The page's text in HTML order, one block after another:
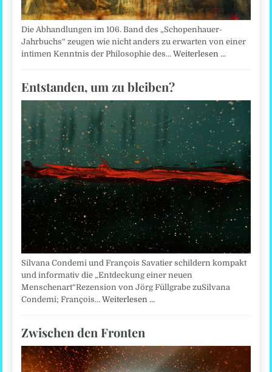
Die Abhandlungen im 106. Band des „Schopenhauer-
Jahrbuchs“ zeugen wie nicht anders zu erwarten von einer
intimen Kenntnis der Philosophie des…Weiterlesen …
Entstanden, um zu bleiben?
Silvana Condemi und François Savatier schildern kompakt
und informativ die „Entdeckung einer neuen
Menschenart“Rezension von Jörg Füllgrabe zuSilvana
Condemi; François…Weiterlesen …
Zwischen den Fronten